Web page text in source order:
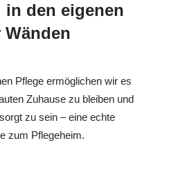
in den eigenen
Wänden
Pflege ermöglichen wir es
Zuhause zu bleiben und
zu sein – eine echte
zum Pflegeheim.